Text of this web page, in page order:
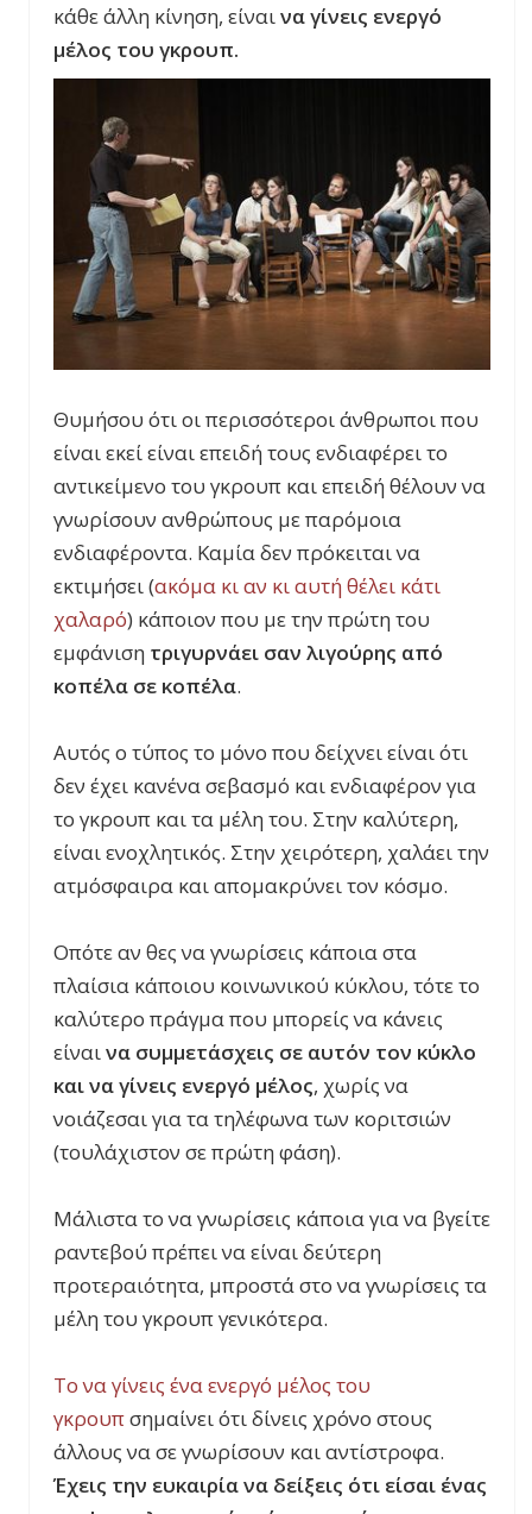
κάθε άλλη κίνηση, είναινα γίνεις ενεργό
μέλος του γκρουπ.
Θυμήσου ότι οι περισσότεροι άνθρωποι που
είναι εκεί είναι επειδή τους ενδιαφέρει το
αντικείμενο του γκρουπ και επειδή θέλουν να
γνωρίσουν ανθρώπους με παρόμοια
ενδιαφέροντα. Καμία δεν πρόκειται να
εκτιμήσει (ακόμα κι αν κι αυτή θέλει κάτι
χαλαρό) κάποιον που με την πρώτη του
εμφάνιση τριγυρνάει σαν λιγούρης από
κοπέλα σε κοπέλα.
Αυτός ο τύπος το μόνο που δείχνει είναι ότι
δεν έχει κανένα σεβασμό και ενδιαφέρον για
το γκρουπ και τα μέλη του. Στην καλύτερη,
είναι ενοχλητικός. Στην χειρότερη, χαλάει την
ατμόσφαιρα και απομακρύνει τον κόσμο.
Οπότε αν θες να γνωρίσεις κάποια στα
πλαίσια κάποιου κοινωνικού κύκλου, τότε το
καλύτερο πράγμα που μπορείς να κάνεις
είναινα συμμετάσχεις σε αυτόν τον κύκλο
και να γίνεις ενεργό μέλος, χωρίς να
νοιάζεσαι για τα τηλέφωνα των κοριτσιών
(τουλάχιστον σε πρώτη φάση).
Μάλιστα το να γνωρίσεις κάποια για να βγείτε
ραντεβού πρέπει να είναι δεύτερη
προτεραιότητα, μπροστά στο να γνωρίσεις τα
μέλη του γκρουπ γενικότερα.
Το να γίνεις ένα ενεργό μέλος του
γκρουπσημαίνει ότι δίνεις χρόνο στους
άλλους να σε γνωρίσουν και αντίστροφα.
Έχεις την ευκαιρία να δείξεις ότι είσαι ένας